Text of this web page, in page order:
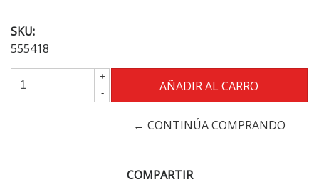
SKU:
555418
+
-
← CONTINÚA COMPRANDO
COMPARTIR